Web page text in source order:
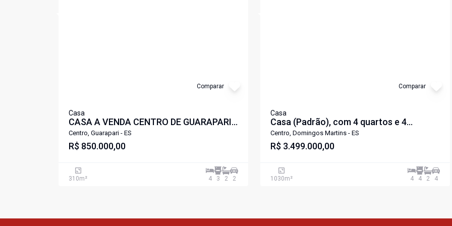
Comparar
Casa
CASA A VENDA CENTRO DE GUARAPARI
ES
Centro, Guarapari - ES
R$ 850.000,00
310m² 4 3 2 2
Comparar
Casa
Casa (Padrão), com 4 quartos e 4
banheiros à Venda, 1030 m² em
Domingos Martins/ES
Centro, Domingos Martins - ES
R$ 3.499.000,00
1030m² 4 4 2 4